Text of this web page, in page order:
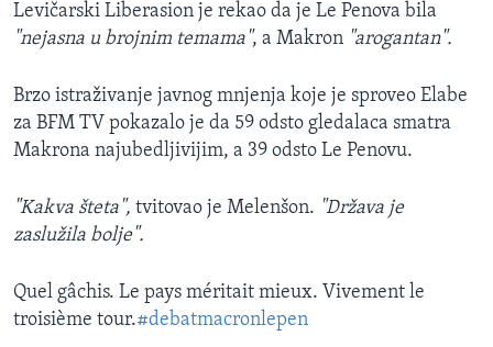
Levičarski Liberasion je rekao da je Le Penova bila
"nejasna u brojnim temama", a Makron "arogantan".
Brzo istraživanje javnog mnjenja koje je sproveo Elabe
za BFM TV pokazalo je da 59 odsto gledalaca smatra
Makrona najubedljivijim, a 39 odsto Le Penovu.
"Kakva šteta", tvitovao je Melenšon. "Država je
zaslužila bolje".
Quel gâchis. Le pays méritait mieux. Vivement le
troisième tour.#debatmacronlepen